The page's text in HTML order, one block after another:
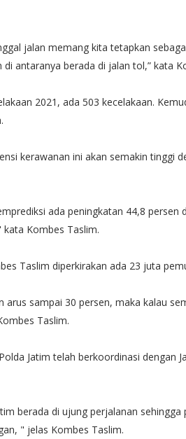
jalan memang kita tetapkan
antaranya berada di jalan tol,” kata
2021, ada 503 kecelakaan.
kerawanan ini akan semakin tinggi
ada peningkatan 44,8
Kombes Taslim.
Taslim diperkirakan ada 23 juta
arus sampai 30 persen, maka kalau
Taslim.
Jatim telah berkoordinasi dengan
berada di ujung perjalanan
" jelas Kombes Taslim.